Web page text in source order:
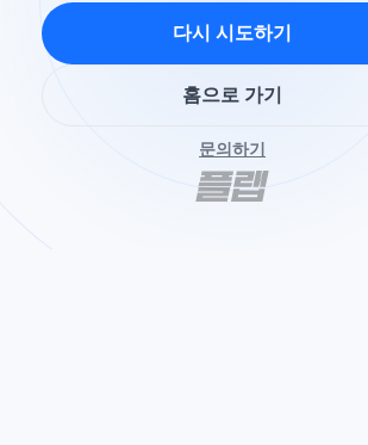
다시 시도하기
홈으로 가기
문의하기